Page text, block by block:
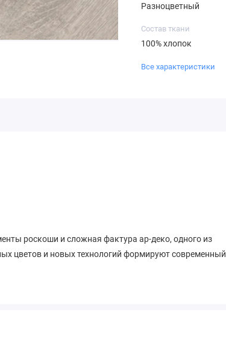
Разноцветный
Состав ткани
100% хлопок
Все характеристики
роскоши и сложная фактура ар-деко, одного из
цветов и новых технологий формируют современный